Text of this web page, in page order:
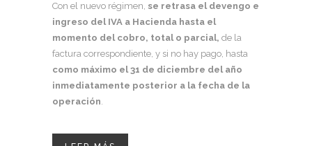
Con el nuevo régimen, se retrasa el devengo e
ingreso del IVA a Hacienda hasta el
momento del cobro, total o parcial, de la
factura correspondiente, y si no hay pago, hasta
como máximo el 31 de diciembre del año
inmediatamente posterior a la fecha de la
operación.